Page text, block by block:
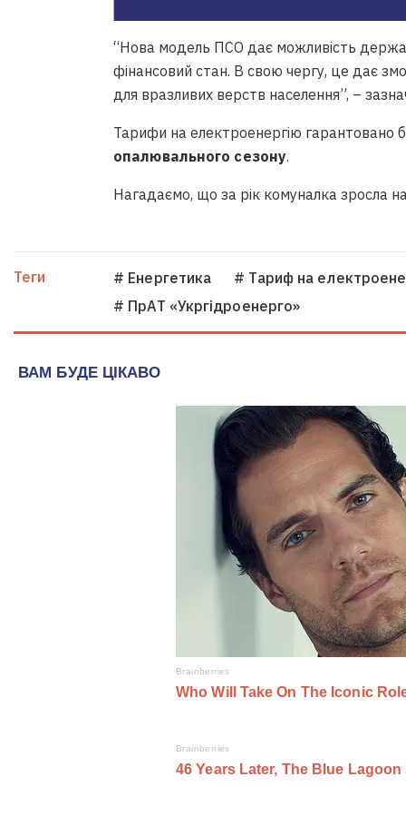
“Нова модель ПСО дає можливість
фінансовий стан. В свою чергу, це дає
для вразливих верств населення”, –
Тарифи на електроенергію гарантовано
опалювального сезону.
Нагадаємо, що за рік комуналка зросла
Теги # Енергетика
# Тариф на
# ПрАТ «Укргідроенерго»